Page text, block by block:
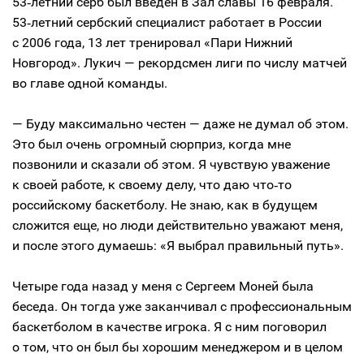
53‑летний сербский специалист работает в России
с 2006 года, 13 лет тренировал «Пари Нижний
Новгород». Лукич — рекордсмен лиги по числу матчей
во главе одной команды.
— Буду максимально честен — даже не думал об этом.
Это был очень огромный сюрприз, когда мне
позвонили и сказали об этом. Я чувствую уважение
к своей работе, к своему делу, что даю что‑то
российскому баскетболу. Не знаю, как в будущем
сложится еще, но люди действительно уважают меня,
и после этого думаешь: «Я выбрал правильный путь».
Четыре года назад у меня с Сергеем Моней была
беседа. Он тогда уже заканчивал с профессиональным
баскетболом в качестве игрока. Я с ним поговорил
о том, что он был бы хорошим менеджером и в целом